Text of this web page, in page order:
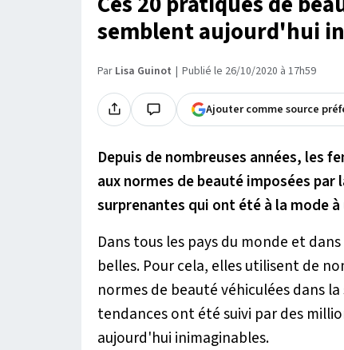
semblent aujourd'hui
Par Lisa Guinot Publié le 26/10/2020 à 17h59
Ajouter comme source
Depuis de nombreuses années, les
aux normes de beauté imposées
surprenantes qui ont été à la mode à
Dans tous les pays du monde et
belles. Pour cela, elles utilisent de
normes de beauté véhiculées dans
tendances ont été suivi par des
aujourd'hui inimaginables.